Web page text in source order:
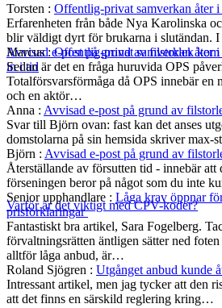
Avvisad e-post på grund av filstorlek kom
in i tid
Varför är det viktigt med CPV-koder?
Torsten : Offentlig-privat samverkan åter i
Erfarenheten från både Nya Karolinska
blir väldigt dyrt för brukarna i slutändan.
Marcus:Offentlig-privat samverkan åter i
Sedan är det en fråga huruvida OPS
Totalförsvarsförmåga då OPS innebär en
och en aktör…
Anna : Avvisad e-post på grund av
Svar till Björn ovan: fast kan det anses
domstolarna på sin hemsida skriver
Björn : Avvisad e-post på grund av
Återställande av försutten tid - innebär att
förseningen beror på något som du inte
Senior upphandlare : Låga krav öppnar
prisförklaringar
Fantastiskt bra artikel, Sara Fogelberg.
förvaltningsrätten äntligen sätter ned
alltför låga anbud, är…
Roland Sjögren : Utgånget anbud kunde
Intressant artikel, men jag tycker att den
att det finns en särskild reglering kring…